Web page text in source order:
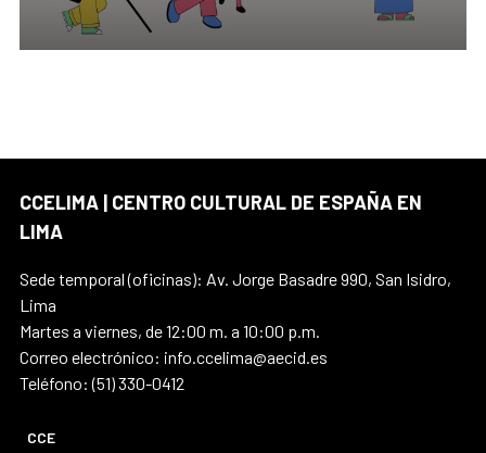
experimentales a partir de prácticas educativas
atentas a sus relaciones con sus grupos sociales, su
entorno y territorio.
CCELIMA | CENTRO CULTURAL DE ESPAÑA EN
LIMA
Sede temporal (oficinas): Av. Jorge Basadre 990, San Isidro,
Lima
Martes a viernes, de 12:00 m. a 10:00 p.m.
Correo electrónico: info.ccelima@aecid.es
Teléfono: (51) 330-0412
CCE